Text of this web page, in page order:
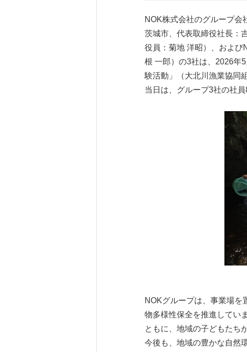
NOK株式会社のグループ会
茨城市、代表取締役社長：
役員：菊地 洋昭）、および
根 一郎）の3社は、2026年
験活動」（大北川漁業協同
当日は、グループ3社の社
NOKグループは、事業場を
物多様性保全を推進してい
ともに、地域の子どもたち
今後も、地域の豊かな自然